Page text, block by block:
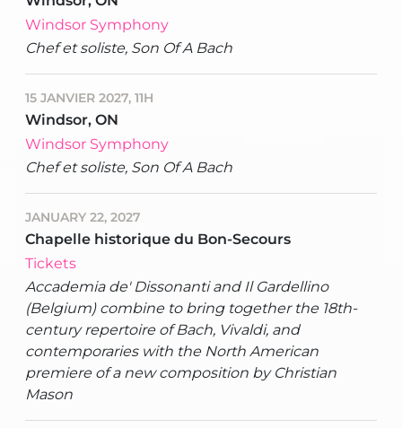
Windsor Symphony
Chef et soliste, Son Of A Bach
15 JANVIER 2027, 11H
Windsor, ON
Windsor Symphony
Chef et soliste, Son Of A Bach
JANUARY 22, 2027
Chapelle historique du Bon-Secours
Tickets
Accademia de' Dissonanti and Il Gardellino
(Belgium) combine to bring together the 18th-
century repertoire of Bach, Vivaldi, and
contemporaries with the North American
premiere of a new composition by Christian
Mason